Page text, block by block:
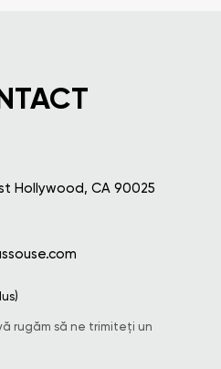
Hollywood, CA 90025
rugăm să ne trimiteți un